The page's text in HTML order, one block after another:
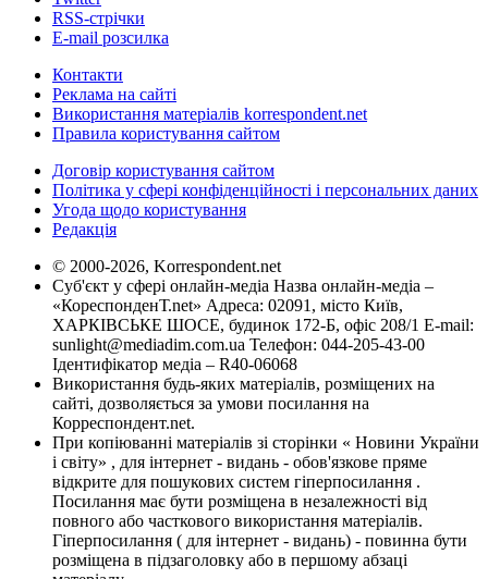
RSS-стрічки
E-mail розсилка
Контакти
Реклама на сайті
Використання матеріалів korrespondent.net
Правила користування сайтом
Договір користування сайтом
Політика у сфері конфіденційності і персональних даних
Угода щодо користування
Редакція
© 2000-2026, Korrespondent.net
Суб'єкт у сфері онлайн-медіа Назва онлайн-медіа –
«КореспонденТ.net» Адреса: 02091, місто Київ,
ХАРКІВСЬКЕ ШОСЕ, будинок 172-Б, офіс 208/1 E-mail:
sunlight@mediadim.com.ua Телефон: 044-205-43-00
Ідентифікатор медіа – R40-06068
Використання будь-яких матеріалів, розміщених на
сайті, дозволяється за умови посилання на
Корреспондент.net.
При копіюванні матеріалів зі сторінки « Новини України
і світу» , для інтернет - видань - обов'язкове пряме
відкрите для пошукових систем гіперпосилання .
Посилання має бути розміщена в незалежності від
повного або часткового використання матеріалів.
Гіперпосилання ( для інтернет - видань) - повинна бути
розміщена в підзаголовку або в першому абзаці